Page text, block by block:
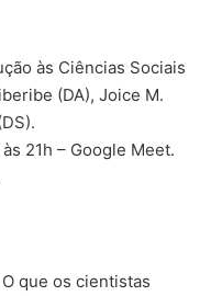
às Ciências Sociais
(DA), Joice M.
21h – Google Meet.
que os cientistas